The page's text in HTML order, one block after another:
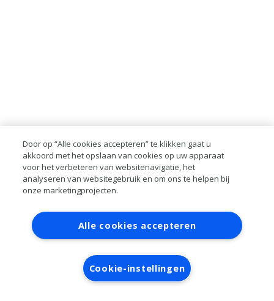
Contact Account aanvragen
Inloggen
RAI bestanden
Privacy
Algemene
voorwaarden
Verwerkersovereenkomst
Door op “Alle cookies accepteren” te klikken gaat u
akkoord met het opslaan van cookies op uw apparaat
voor het verbeteren van websitenavigatie, het
analyseren van websitegebruik en om ons te helpen bij
onze marketingprojecten.
Alle cookies accepteren
Cookie-instellingen